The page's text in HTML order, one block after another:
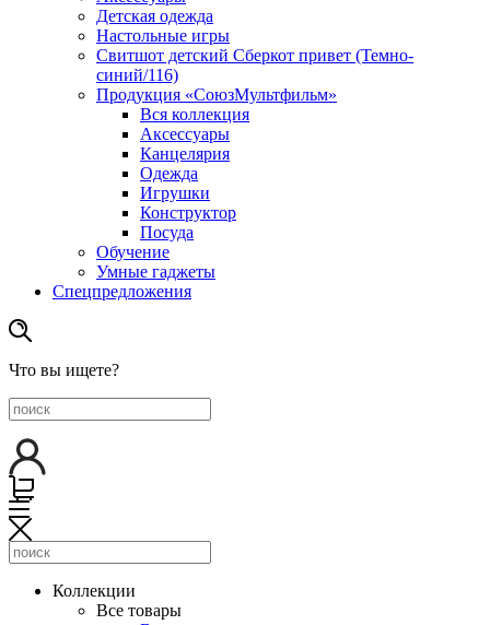
Детская одежда
Настольные игры
Свитшот детский Сберкот привет (Темно-
синий/116)
Продукция «СоюзМультфильм»
Вся коллекция
Аксессуары
Канцелярия
Одежда
Игрушки
Конструктор
Посуда
Обучение
Умные гаджеты
Спецпредложения
Что вы ищете?
Коллекции
Все товары